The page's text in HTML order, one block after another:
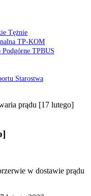
Tężnie
TP-KOM
TPBUS
Starostwa
prądu [17 lutego]
w dostawie prądu